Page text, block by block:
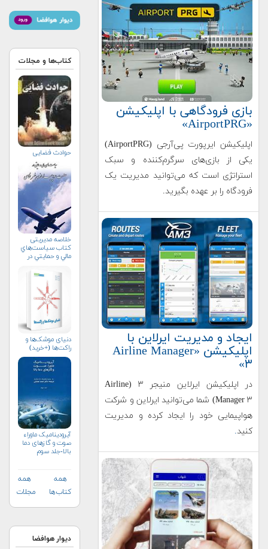
بازی فرودگاهی با اپلیکیشن
«AirportPRG»
اپلیکیشن ایرپورت پی‌آر‌جی (AirportPRG)
یکی از بازی‌های سرگرم‌کننده و سبک
استراتژی است که می‌توانید مدیریت یک
فرودگاه را بر عهده بگیرید.
ایجاد و مدیریت ایرلاین با
اپلیکیشن «Airline Manager
۳»
در اپلیکیشن ایرلاین منیجر ۳ (Airline
Manager ۳) شما می‌توانید ایرلاین و شرکت
هواپیمایی خود را ایجاد کرده و مدیریت
کنید.
کتاب‌ها و مجلات
حوادث فضایی
خلاصه مدیریتی
کتاب سياست‌هاي
مالي و حمايتي در
هواپيماسازي
غيرنظامي+دریافت
نسخه‌ الکترونیکی
دنیای موشک‌ها و
راکت‌ها (+خرید)
آیرودینامیک ماوراء
صوت و گازهای دما
بالا-جلد سوم
همه
کتاب‌ها
همه
مجلات
دیوار هوافضا